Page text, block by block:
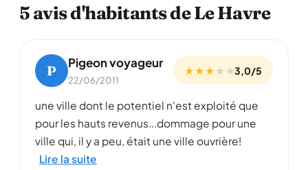
5 avis d'habitants de Le Havre
P Pigeon voyageur
22/06/2011
★ ★ ★★ ★3,0/5
une ville dont le potentiel n'est exploité que
pour les hauts revenus...dommage pour une
ville qui, il y a peu, était une ville ouvrière!
Lire la suite